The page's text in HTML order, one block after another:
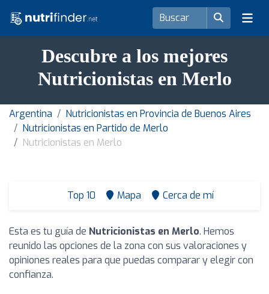
Descubre a los mejores
Nutricionistas en Merlo
Argentina
Nutricionistas en Provincia de Buenos Aires
Nutricionistas en Partido de Merlo
Nutricionistas en Merlo
Top 10 Mapa Cerca de mí
Esta es tu guía de Nutricionistas en Merlo. Hemos
reunido las opciones de la zona con sus valoraciones y
opiniones reales para que puedas comparar y elegir con
confianza.